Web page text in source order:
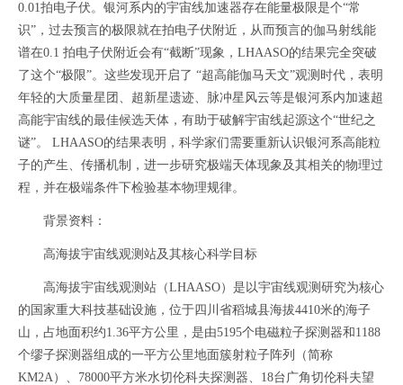
0.01拍电子伏。银河系内的宇宙线加速器存在能量极限是个“常
识”，过去预言的极限就在拍电子伏附近，从而预言的伽马射线能
谱在0.1 拍电子伏附近会有“截断”现象，LHAASO的结果完全突破
了这个“极限”。这些发现开启了 “超高能伽马天文”观测时代，表明
年轻的大质量星团、超新星遗迹、脉冲星风云等是银河系内加速超
高能宇宙线的最佳候选天体，有助于破解宇宙线起源这个“世纪之
谜”。 LHAASO的结果表明，科学家们需要重新认识银河系高能粒
子的产生、传播机制，进一步研究极端天体现象及其相关的物理过
程，并在极端条件下检验基本物理规律。
背景资料：
高海拔宇宙线观测站及其核心科学目标
高海拔宇宙线观测站（LHAASO）是以宇宙线观测研究为核心
的国家重大科技基础设施，位于四川省稻城县海拔4410米的海子
山，占地面积约1.36平方公里，是由5195个电磁粒子探测器和1188
个缪子探测器组成的一平方公里地面簇射粒子阵列（简称
KM2A）、78000平方米水切伦科夫探测器、18台广角切伦科夫望